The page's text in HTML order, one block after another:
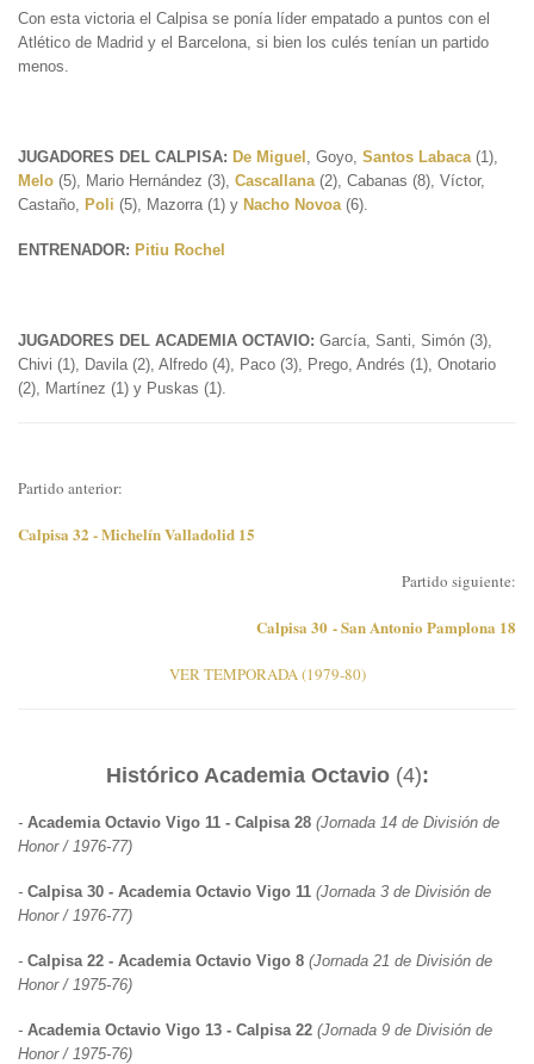
Con esta victoria el Calpisa se ponía líder empatado a puntos con el
Atlético de Madrid y el Barcelona, si bien los culés tenían un partido
menos.
JUGADORES DEL CALPISA: De Miguel , Goyo, Santos Labaca (1),
Melo (5), Mario Hernández (3), Cascallana (2), Cabanas (8), Víctor,
Castaño, Poli (5), Mazorra (1) y Nacho Novoa (6).
ENTRENADOR: Pitiu Rochel
JUGADORES DEL ACADEMIA OCTAVIO: García, Santi, Simón (3),
Chivi (1), Davila (2), Alfredo (4), Paco (3), Prego, Andrés (1), Onotario
(2), Martínez (1) y Puskas (1).
Partido anterior:
Calpisa 32 - Michelín Valladolid 15
Partido siguiente:
Calpisa 30 - San Antonio Pamplona 18
VER TEMPORADA (1979-80)
Histórico Academia Octavio (4):
- Academia Octavio Vigo 11 - Calpisa 28 (Jornada 14 de División de
Honor / 1976-77)
- Calpisa 30 - Academia Octavio Vigo 11 (Jornada 3 de División de
Honor / 1976-77)
- Calpisa 22 - Academia Octavio Vigo 8 (Jornada 21 de División de
Honor / 1975-76)
- Academia Octavio Vigo 13 - Calpisa 22 (Jornada 9 de División de
Honor / 1975-76)